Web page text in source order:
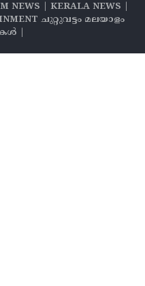
NEWS | KERALA NEWS |
ചുറ്റുവട്ടം മലയാളം
|